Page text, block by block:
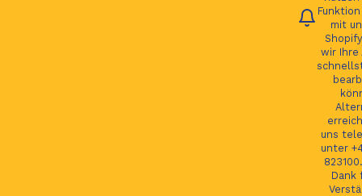
mit
wir Ihre
uns
unter
Dank